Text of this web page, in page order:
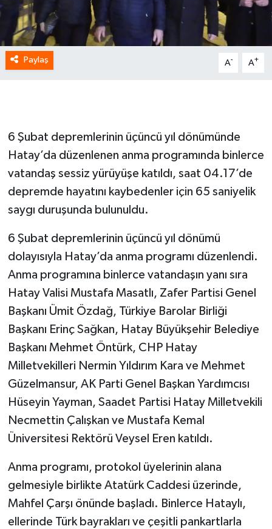
Paylaş A- A+
6 Şubat depremlerinin üçüncü yıl dönümünde
Hatay’da düzenlenen anma programında binlerce
vatandaş sessiz yürüyüşe katıldı, saat 04.17’de
depremde hayatını kaybedenler için 65 saniyelik
saygı duruşunda bulunuldu.
6 Şubat depremlerinin üçüncü yıl dönümü
dolayısıyla Hatay’da anma programı düzenlendi.
Anma programına binlerce vatandaşın yanı sıra
Hatay Valisi Mustafa Masatlı, Zafer Partisi Genel
Başkanı Ümit Özdağ, Türkiye Barolar Birliği
Başkanı Erinç Sağkan, Hatay Büyükşehir Belediye
Başkanı Mehmet Öntürk, CHP Hatay
Milletvekilleri Nermin Yıldırım Kara ve Mehmet
Güzelmansur, AK Parti Genel Başkan Yardımcısı
Hüseyin Yayman, Saadet Partisi Hatay Milletvekili
Necmettin Çalışkan ve Mustafa Kemal
Üniversitesi Rektörü Veysel Eren katıldı.
Anma programı, protokol üyelerinin alana
gelmesiyle birlikte Atatürk Caddesi üzerinde,
Mahfel Çarşı önünde başladı. Binlerce Hataylı,
ellerinde Türk bayrakları ve çeşitli pankartlarla